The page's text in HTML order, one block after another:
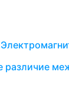
различие